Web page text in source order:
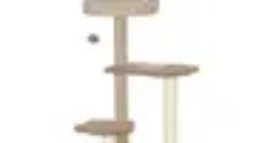
Plataformas de E-learningEstrategias de Aprendizaje
Educación Virtual
Conocimiento Virtual